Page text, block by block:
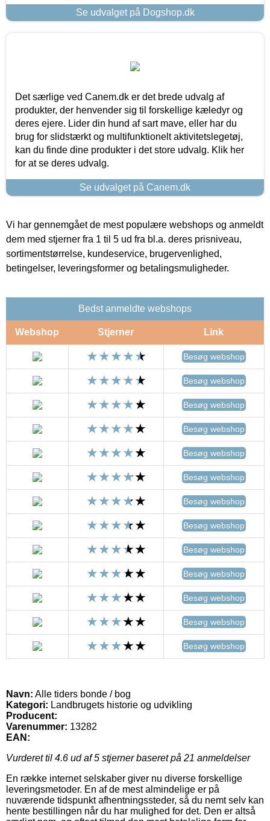
Se udvalget på Dogshop.dk
Det særlige ved Canem.dk er det brede udvalg af
produkter, der henvender sig til forskellige kæledyr og
deres ejere. Lider din hund af sart mave, eller har du
brug for slidstærkt og multifunktionelt aktivitetslegetøj,
kan du finde dine produkter i det store udvalg. Klik her
for at se deres udvalg.
Se udvalget på Canem.dk
Vi har gennemgået de mest populære webshops og anmeldt
dem med stjerner fra 1 til 5 ud fra bl.a. deres prisniveau,
sortimentstørrelse, kundeservice, brugervenlighed,
betingelser, leveringsformer og betalingsmuligheder.
Bedst anmeldte webshops
Webshop Stjerner Link
Besøg webshop
Besøg webshop
Besøg webshop
Besøg webshop
Besøg webshop
Besøg webshop
Besøg webshop
Besøg webshop
Besøg webshop
Besøg webshop
Besøg webshop
Besøg webshop
Besøg webshop
Navn: Alle tiders bonde / bog
Kategori: Landbrugets historie og udvikling
Producent:
Varenummer: 13282
EAN:
Vurderet til 4.6 ud af 5 stjerner baseret på 21 anmeldelser
En række internet selskaber giver nu diverse forskellige
leveringsmetoder. En af de mest almindelige er på
nuværende tidspunkt afhentningssteder, så du nemt selv kan
hente bestillingen når du har mulighed for det. Den er altså